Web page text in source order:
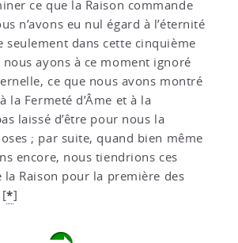
ce que la Raison commande
n’avons eu nul égard à l’éternité
seulement dans cette cinquième
ayons à ce moment ignoré
ce que nous avons montré
la Fermeté d’Âme et à la
laissé d’être pour nous la
; par suite, quand bien même
encore, nous tiendrions ces
Raison pour la première des
[*]